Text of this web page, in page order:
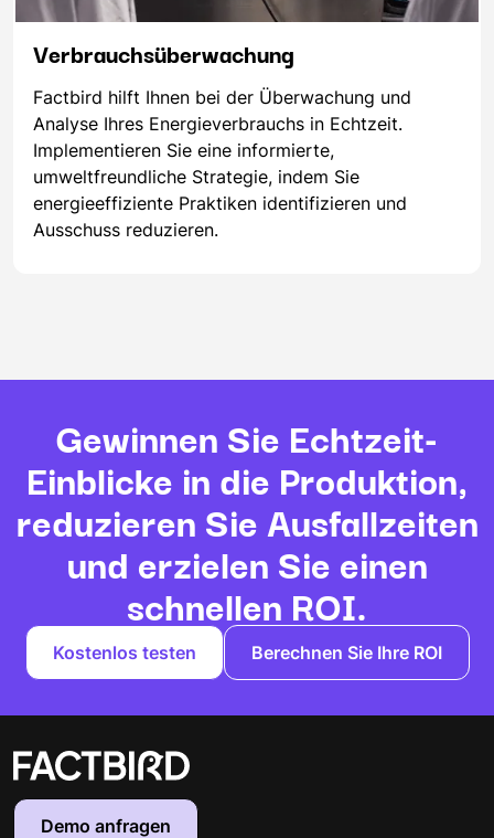
Verbrauchsüberwachung
Factbird hilft Ihnen bei der Überwachung und
Analyse Ihres Energieverbrauchs in Echtzeit.
Implementieren Sie eine informierte,
umweltfreundliche Strategie, indem Sie
energieeffiziente Praktiken identifizieren und
Ausschuss reduzieren.
Gewinnen Sie Echtzeit-
Einblicke in die Produktion,
reduzieren Sie Ausfallzeiten
und erzielen Sie einen
schnellen ROI.
Kostenlos testen Berechnen Sie Ihre ROI
Demo anfragen